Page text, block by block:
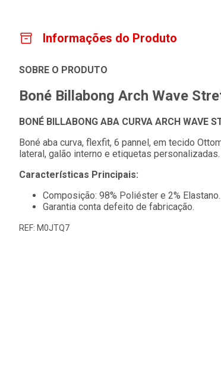
Informações do Produto
SOBRE O PRODUTO
Boné Billabong Arch Wave
BONÉ BILLABONG ABA CURVA ARCH WAVE
Boné aba curva, flexfit, 6 pannel, em tecido
lateral, galão interno e etiquetas personalizadas.
Características Principais:
Composição: 98% Poliéster e 2% Elastano.
Garantia conta defeito de fabricação.
REF: M0JTQ7